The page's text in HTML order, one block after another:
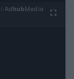
Ad hubMedia